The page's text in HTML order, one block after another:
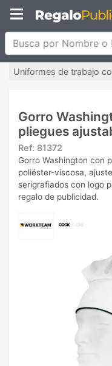
Busca por Nombre o
Uniformes de trabajo
Gorro
pliegues
Ref: 81372
Gorro Washington con
poliéster-viscosa,
serigrafiados con logo
regalo de publicidad.